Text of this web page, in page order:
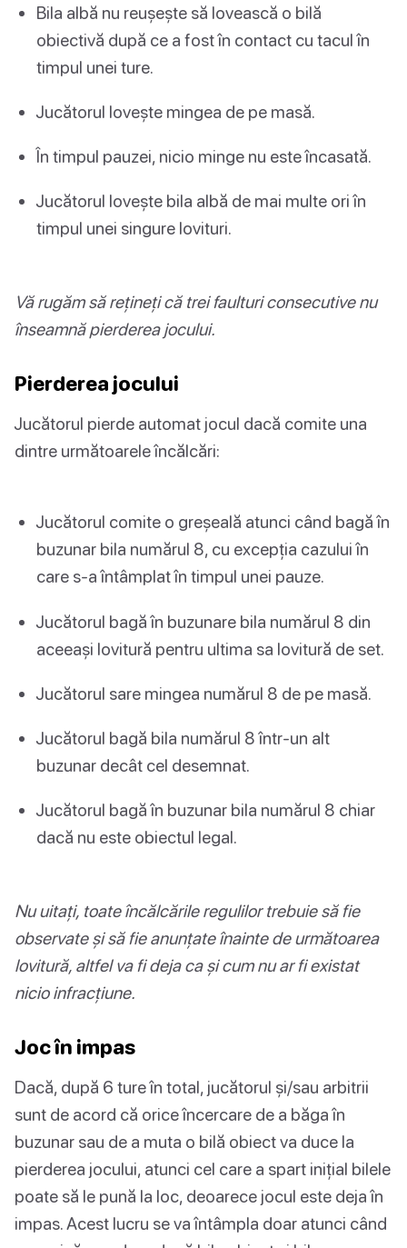
Bila albă nu reușește să lovească o bilă
obiectivă după ce a fost în contact cu tacul în
timpul unei ture.
Jucătorul lovește mingea de pe masă.
În timpul pauzei, nicio minge nu este încasată.
Jucătorul lovește bila albă de mai multe ori în
timpul unei singure lovituri.
Vă rugăm să rețineți că trei faulturi consecutive nu
înseamnă pierderea jocului.
Pierderea jocului
Jucătorul pierde automat jocul dacă comite una
dintre următoarele încălcări:
Jucătorul comite o greșeală atunci când bagă în
buzunar bila numărul 8, cu excepția cazului în
care s-a întâmplat în timpul unei pauze.
Jucătorul bagă în buzunare bila numărul 8 din
aceeași lovitură pentru ultima sa lovitură de set.
Jucătorul sare mingea numărul 8 de pe masă.
Jucătorul bagă bila numărul 8 într-un alt
buzunar decât cel desemnat.
Jucătorul bagă în buzunar bila numărul 8 chiar
dacă nu este obiectul legal.
Nu uitați, toate încălcările regulilor trebuie să fie
observate și să fie anunțate înainte de următoarea
lovitură, altfel va fi deja ca și cum nu ar fi existat
nicio infracțiune.
Joc în impas
Dacă, după 6 ture în total, jucătorul și/sau arbitrii
sunt de acord că orice încercare de a băga în
buzunar sau de a muta o bilă obiect va duce la
pierderea jocului, atunci cel care a spart inițial bilele
poate să le pună la loc, deoarece jocul este deja în
impas. Acest lucru se va întâmpla doar atunci când